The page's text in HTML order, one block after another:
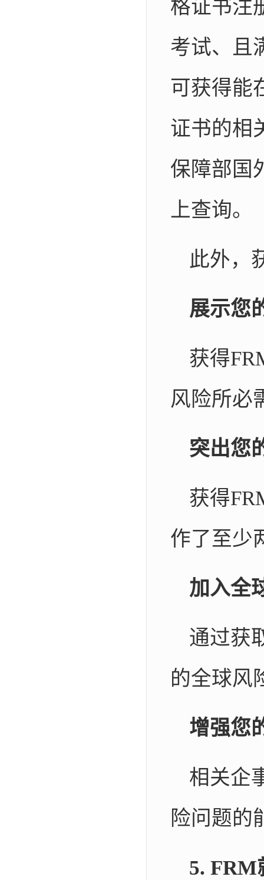
格证书注
考试、且
可获得能
证书的相
保障部国
上查询。
此外，
展示您
获得
风险所必
突出您
获得
作了至少
加入全
通过获
的全球风
增强您
相关企
险问题的
5. FRM